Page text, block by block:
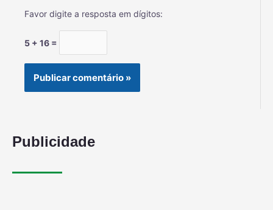
Favor digite a resposta em dígitos:
5 + 16 =
Publicidade